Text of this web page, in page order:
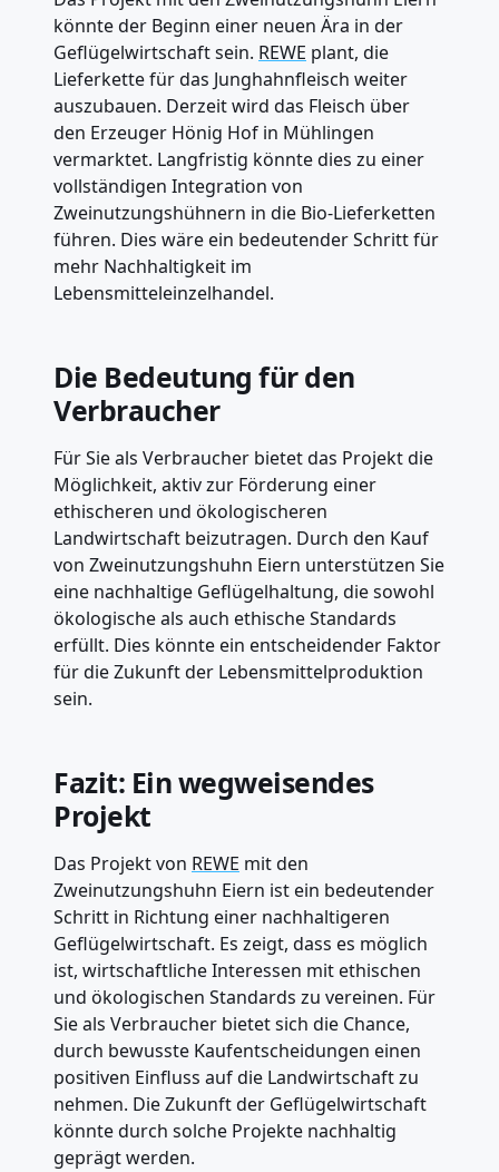
könnte der Beginn einer neuen Ära in der
Geflügelwirtschaft sein. REWE plant, die
Lieferkette für das Junghahnfleisch weiter
auszubauen. Derzeit wird das Fleisch über
den Erzeuger Hönig Hof in Mühlingen
vermarktet. Langfristig könnte dies zu einer
vollständigen Integration von
Zweinutzungshühnern in die Bio-Lieferketten
führen. Dies wäre ein bedeutender Schritt für
mehr Nachhaltigkeit im
Lebensmitteleinzelhandel.
Die Bedeutung für den
Verbraucher
Für Sie als Verbraucher bietet das Projekt die
Möglichkeit, aktiv zur Förderung einer
ethischeren und ökologischeren
Landwirtschaft beizutragen. Durch den Kauf
von Zweinutzungshuhn Eiern unterstützen Sie
eine nachhaltige Geflügelhaltung, die sowohl
ökologische als auch ethische Standards
erfüllt. Dies könnte ein entscheidender Faktor
für die Zukunft der Lebensmittelproduktion
sein.
Fazit: Ein wegweisendes
Projekt
Das Projekt von REWE mit den
Zweinutzungshuhn Eiern ist ein bedeutender
Schritt in Richtung einer nachhaltigeren
Geflügelwirtschaft. Es zeigt, dass es möglich
ist, wirtschaftliche Interessen mit ethischen
und ökologischen Standards zu vereinen. Für
Sie als Verbraucher bietet sich die Chance,
durch bewusste Kaufentscheidungen einen
positiven Einfluss auf die Landwirtschaft zu
nehmen. Die Zukunft der Geflügelwirtschaft
könnte durch solche Projekte nachhaltig
geprägt werden.